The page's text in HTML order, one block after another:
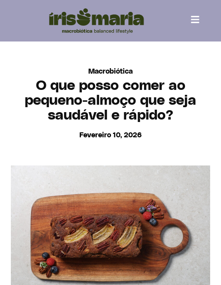
Macrobiótica
O que posso comer ao
pequeno-almoço que seja
saudável e rápido?
Fevereiro 10, 2026